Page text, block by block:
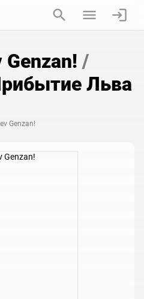
/
Льва
Genzan!